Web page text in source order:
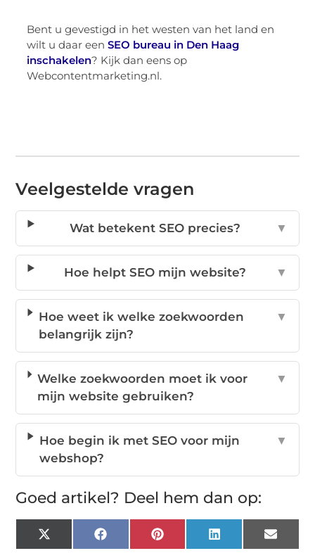
Bent u gevestigd in het westen van het land en
wilt u daar eenSEO bureau in Den Haag
inschakelen? Kijk dan eens op
Webcontentmarketing.nl.
Veelgestelde vragen
Wat betekent SEO precies? ▼
Hoe helpt SEO mijn website? ▼
Hoe weet ik welke zoekwoorden
belangrijk zijn?
▼
Welke zoekwoorden moet ik voor
mijn website gebruiken?
▼
Hoe begin ik met SEO voor mijn
webshop?
▼
Goed artikel? Deel hem dan op:
X
(Twitter)
FacebookPinterestLinkedInEmail